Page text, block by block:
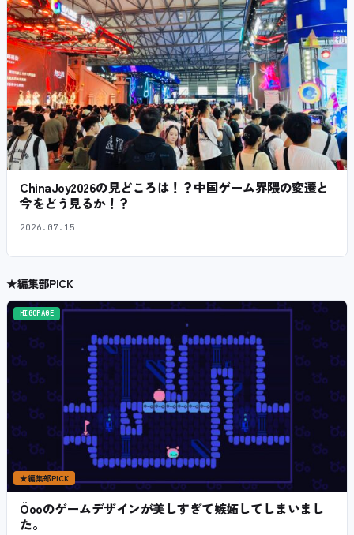
ChinaJoy2026の見どころは！？中国ゲーム界隈の変遷と
今をどう見るか！？
2026.07.15
★編集部PICK
HIGOPAGE
★編集部PICK
Öooのゲームデザインが美しすぎて嫉妬してしまいまし
た。